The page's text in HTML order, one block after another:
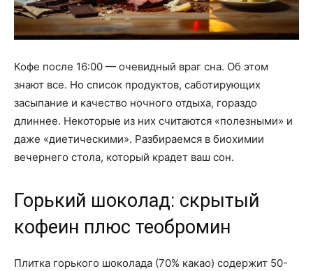
Кофе после 16:00 — очевидный враг сна. Об этом
знают все. Но список продуктов, саботирующих
засыпание и качество ночного отдыха, гораздо
длиннее. Некоторые из них считаются «полезными» и
даже «диетическими». Разбираемся в биохимии
вечернего стола, который крадет ваш сон.
Горький шоколад: скрытый
кофеин плюс теобромин
Плитка горького шоколада (70% какао) содержит 50-